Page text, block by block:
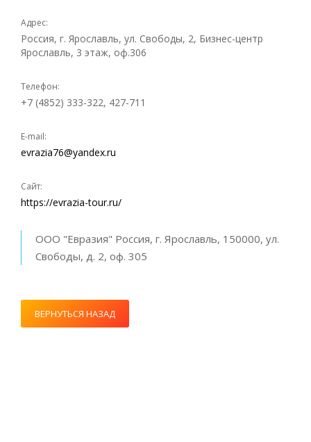
Адрес:
Россия, г. Ярославль, ул. Свободы, 2, Бизнес-центр
Ярославль, 3 этаж, оф.306
Телефон:
+7 (4852) 333-322, 427-711
E-mail:
evrazia76@yandex.ru
Сайт:
https://evrazia-tour.ru/
ООО "Евразия" Россия, г. Ярославль, 150000, ул.
Свободы, д. 2, оф. 305
ВЕРНУТЬСЯ НАЗАД